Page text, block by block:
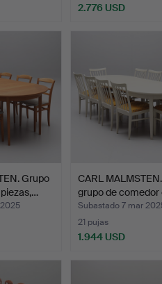
2.776 USD
Grupo
CARL
grupo de comedor
m…
Subastado 7 mar
21 pujas
1.944 USD